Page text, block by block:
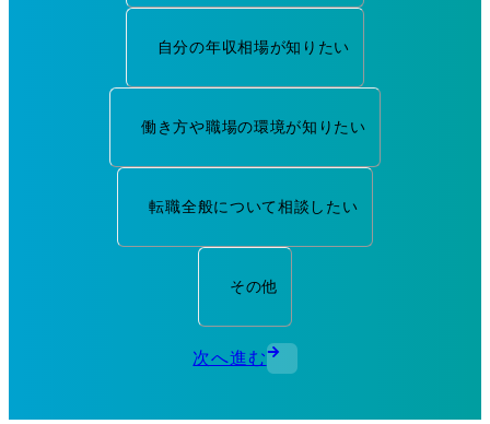
自分の年収相場が知りたい
働き方や職場の環境が知りたい
転職全般について相談したい
その他
次へ進む